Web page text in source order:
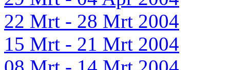
22 Mrt - 28 Mrt 2004
15 Mrt - 21 Mrt 2004